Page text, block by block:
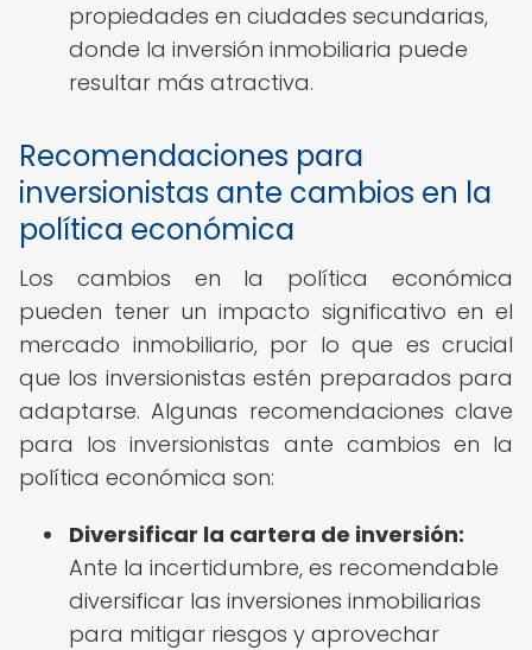
propiedades en ciudades secundarias,
donde la inversión inmobiliaria puede
resultar más atractiva.
Recomendaciones para
inversionistas ante cambios en la
política económica
Los cambios en la política económica
pueden tener un impacto significativo en el
mercado inmobiliario, por lo que es crucial
que los inversionistas estén preparados para
adaptarse. Algunas recomendaciones clave
para los inversionistas ante cambios en la
política económica son:
Diversificar la cartera de inversión:
Ante la incertidumbre, es recomendable
diversificar las inversiones inmobiliarias
para mitigar riesgos y aprovechar